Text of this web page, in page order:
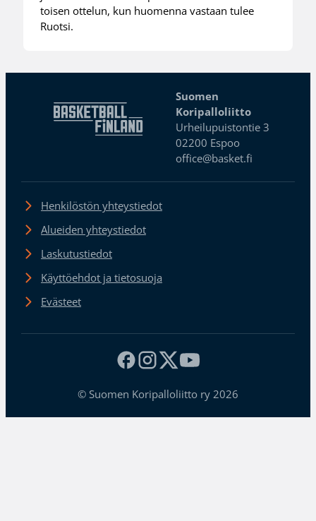
toisen ottelun, kun huomenna vastaan tulee
Ruotsi.
Suomen
Koripalloliitto
Urheilupuistontie 3
02200 Espoo
office@basket.fi
Henkilöstön yhteystiedot
Alueiden yhteystiedot
Laskutustiedot
Käyttöehdot ja tietosuoja
Evästeet
© Suomen Koripalloliitto ry 2026